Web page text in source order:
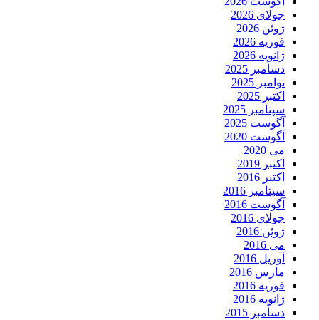
جولای 2026
ژوئن 2026
فوریه 2026
ژانویه 2026
دسامبر 2025
نوامبر 2025
اکتبر 2025
سپتامبر 2025
آگوست 2025
آگوست 2020
می 2020
اکتبر 2019
اکتبر 2016
سپتامبر 2016
آگوست 2016
جولای 2016
ژوئن 2016
می 2016
آوریل 2016
مارس 2016
فوریه 2016
ژانویه 2016
دسامبر 2015